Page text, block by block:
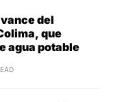
del
que
agua potable